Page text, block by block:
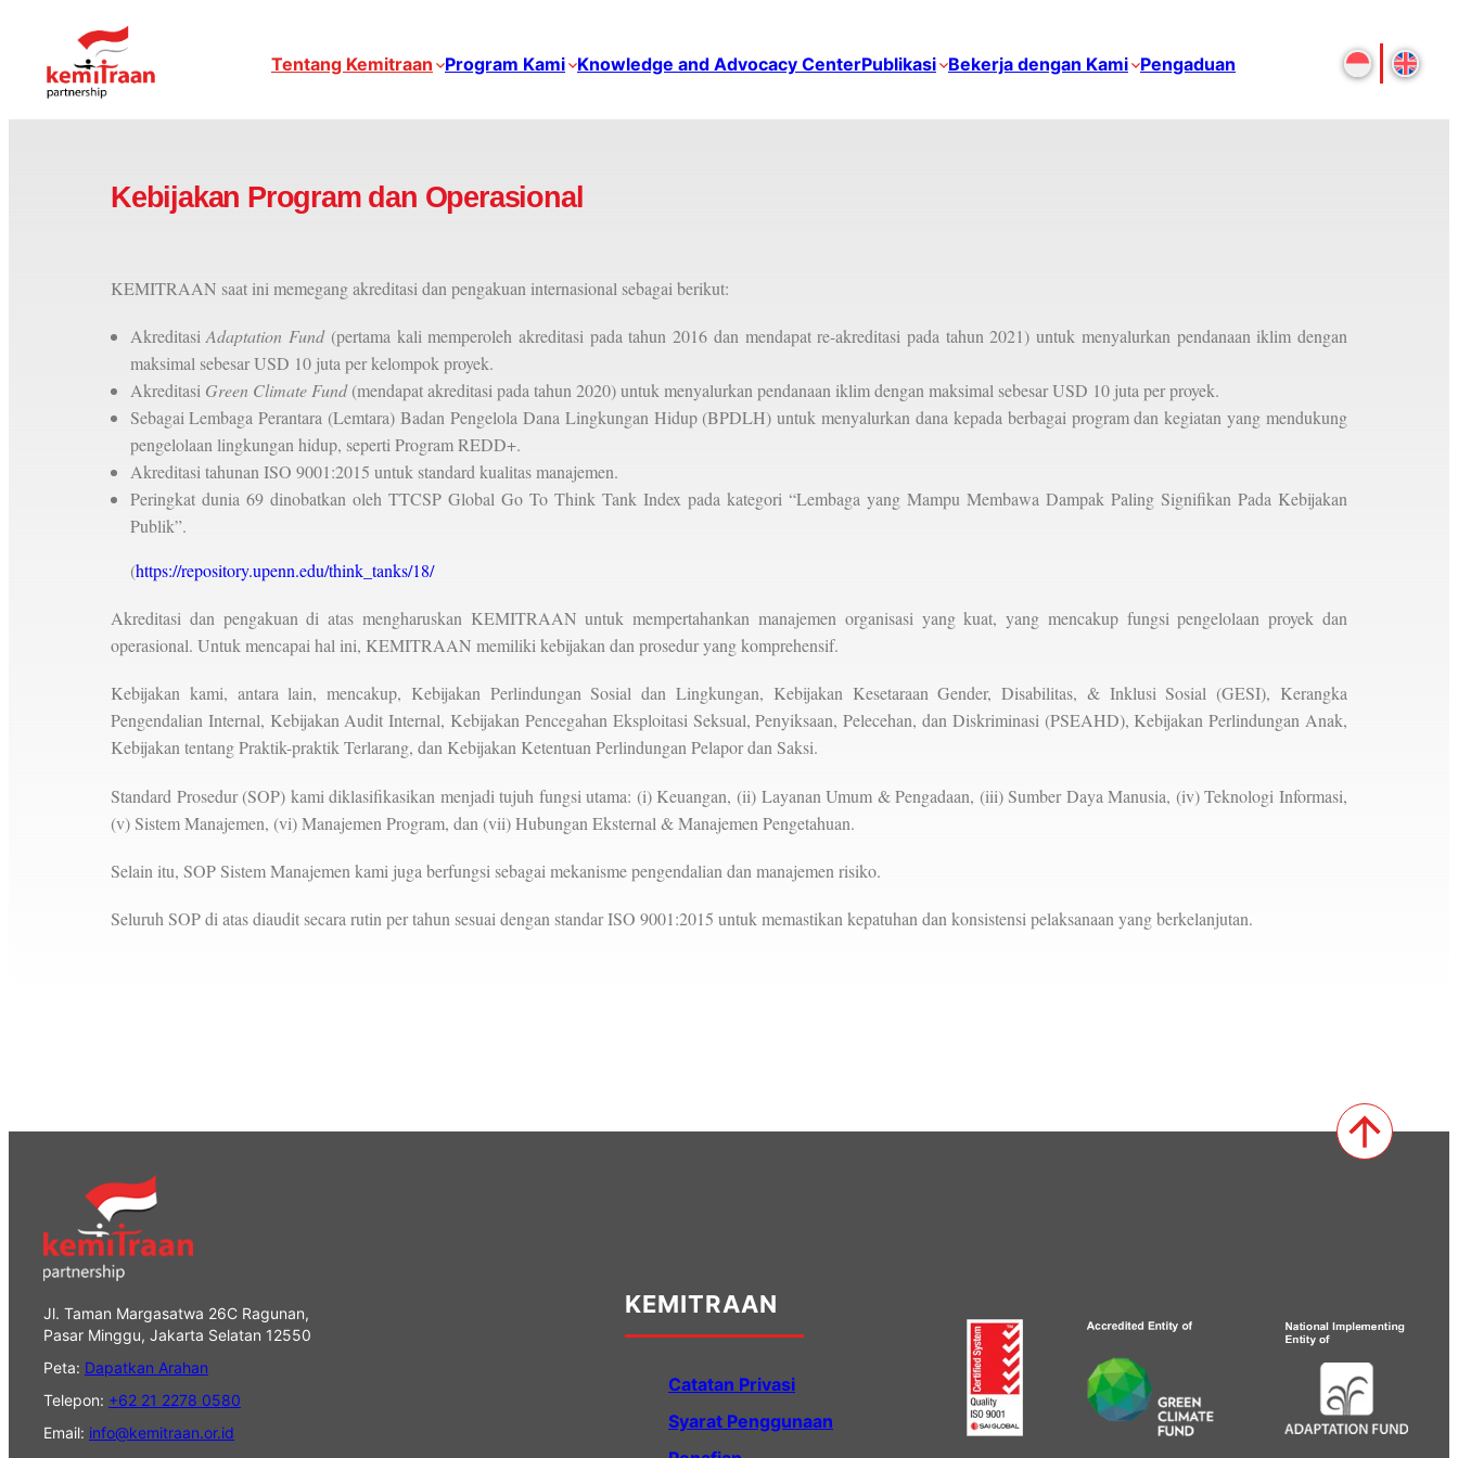
Tentang Kemitraan Program Kami Knowledge and Advocacy CenterPublikasi Bekerja dengan Kami Pengaduan
Kebijakan Program dan Operasional
KEMITRAAN saat ini memegang akreditasi dan pengakuan internasional sebagai berikut:
AkreditasiAdaptation Fund(pertama kali memperoleh akreditasi pada tahun 2016 dan mendapat re-akreditasi pada tahun 2021) untuk menyalurkan pendanaan iklim dengan
maksimal sebesar USD 10 juta per kelompok proyek.
Akreditasi Green Climate Fund(mendapat akreditasi pada tahun 2020) untuk menyalurkan pendanaan iklim dengan maksimal sebesar USD 10 juta per proyek.
Sebagai Lembaga Perantara (Lemtara) Badan Pengelola Dana Lingkungan Hidup (BPDLH) untuk menyalurkan dana kepada berbagai program dan kegiatan yang mendukung
pengelolaan lingkungan hidup, seperti Program REDD+.
Akreditasi tahunan ISO 9001:2015 untuk standard kualitas manajemen.
Peringkat dunia 69 dinobatkan oleh TTCSP Global Go To Think Tank Index pada kategori “Lembaga yang Mampu Membawa Dampak Paling Signifikan Pada Kebijakan
Publik”.
(https://repository.upenn.edu/think_tanks/18/
Akreditasi dan pengakuan di atas mengharuskan KEMITRAAN untuk mempertahankan manajemen organisasi yang kuat, yang mencakup fungsi pengelolaan proyek dan
operasional. Untuk mencapai hal ini, KEMITRAAN memiliki kebijakan dan prosedur yang komprehensif.
Kebijakan kami, antara lain, mencakup, Kebijakan Perlindungan Sosial dan Lingkungan, Kebijakan Kesetaraan Gender, Disabilitas, & Inklusi Sosial (GESI), Kerangka
Pengendalian Internal, Kebijakan Audit Internal, Kebijakan Pencegahan Eksploitasi Seksual, Penyiksaan, Pelecehan, dan Diskriminasi (PSEAHD), Kebijakan Perlindungan Anak,
Kebijakan tentang Praktik-praktik Terlarang, dan Kebijakan Ketentuan Perlindungan Pelapor dan Saksi.
Standard Prosedur (SOP) kami diklasifikasikan menjadi tujuh fungsi utama: (i) Keuangan, (ii) Layanan Umum & Pengadaan, (iii) Sumber Daya Manusia, (iv) Teknologi Informasi,
(v) Sistem Manajemen, (vi) Manajemen Program, dan (vii) Hubungan Eksternal & Manajemen Pengetahuan.
Selain itu, SOP Sistem Manajemen kami juga berfungsi sebagai mekanisme pengendalian dan manajemen risiko.
Seluruh SOP di atas diaudit secara rutin per tahun sesuai dengan standar ISO 9001:2015 untuk memastikan kepatuhan dan konsistensi pelaksanaan yang berkelanjutan.
Jl. Taman Margasatwa 26C Ragunan,
Pasar Minggu, Jakarta Selatan 12550
Peta: Dapatkan Arahan
Telepon: +62 21 2278 0580
Email: info@kemitraan.or.id
KEMITRAAN
Catatan Privasi
Syarat Penggunaan